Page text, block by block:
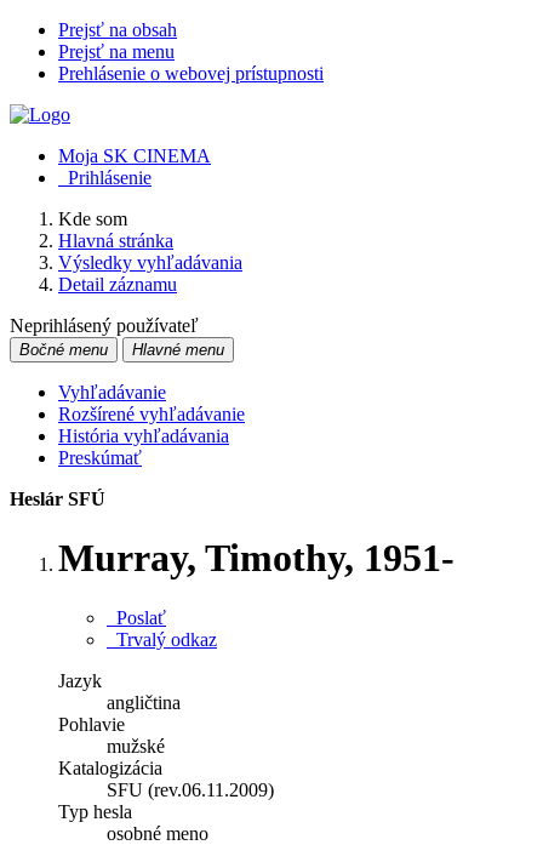
Prejsť na obsah
Prejsť na menu
Prehlásenie o webovej prístupnosti
Moja SK CINEMA
Prihlásenie
Kde som
Hlavná stránka
Výsledky vyhľadávania
Detail záznamu
Neprihlásený používateľ
Bočné menu Hlavné menu
Vyhľadávanie
Rozšírené vyhľadávanie
História vyhľadávania
Preskúmať
Heslár SFÚ
Murray, Timothy, 1951-
Poslať
Trvalý odkaz
Jazyk
angličtina
Pohlavie
mužské
Katalogizácia
SFU (rev.06.11.2009)
Typ hesla
osobné meno